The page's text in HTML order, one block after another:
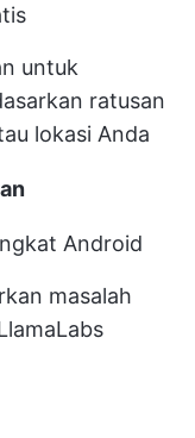
untuk
ratusan
lokasi Anda
Android
masalah